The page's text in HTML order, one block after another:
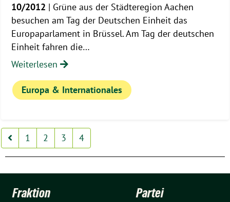
10/2012 | Grüne aus der Städteregion Aachen
besuchen am Tag der Deutschen Einheit das
Europaparlament in Brüssel. Am Tag der deutschen
Einheit fahren die…
Weiterlesen
Europa & Internationales
1 2 3 4
Fraktion Partei